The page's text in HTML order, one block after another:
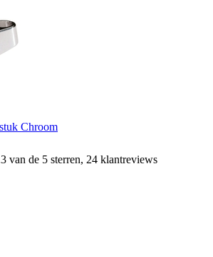
Chroom
van de 5 sterren, 24 klantreviews